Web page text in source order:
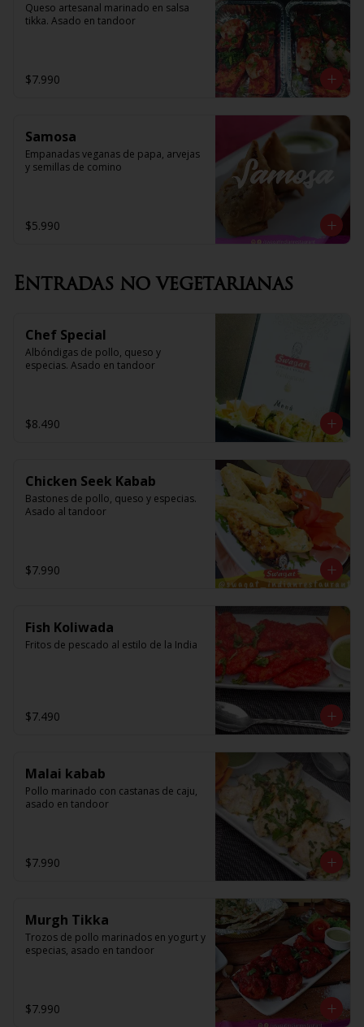
Queso artesanal marinado en salsa
tikka. Asado en tandoor
$7.990
Samosa
Empanadas veganas de papa, arvejas
y semillas de comino
$5.990
Entradas no vegetarianas
Chef Special
Albóndigas de pollo, queso y
especias. Asado en tandoor
$8.490
Chicken Seek Kabab
Bastones de pollo, queso y especias.
Asado al tandoor
$7.990
Fish Koliwada
Fritos de pescado al estilo de la India
$7.490
Malai kabab
Pollo marinado con castanas de caju,
asado en tandoor
$7.990
Murgh Tikka
Trozos de pollo marinados en yogurt y
especias, asado en tandoor
$7.990